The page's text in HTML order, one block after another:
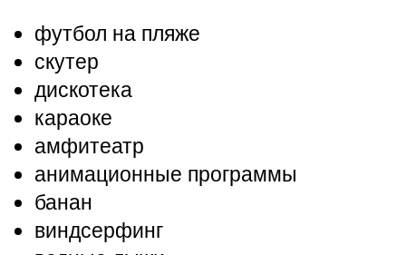
футбол на пляже
скутер
дискотека
караоке
амфитеатр
анимационные программы
банан
виндсерфинг